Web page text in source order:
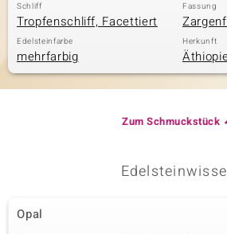
Schliff
Tropfenschliff, Facettiert
Fassung
Edelsteinfarbe
mehrfarbig
Herkunft
Zum Schmuckstück
Opal